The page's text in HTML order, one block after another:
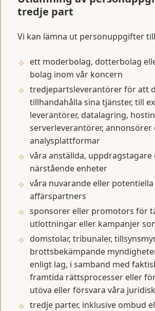
tredje part
Vi kan lämna ut personuppgifter
ett moderbolag, dotterbolag
bolag inom vår koncern
tredjepartsleverantörer för att
tillhandahålla sina tjänster, till
leverantörer, datalagring,
serverleverantörer, annonsörer
analysplattformar
våra anställda, uppdragstagare
närstående enheter
våra nuvarande eller
affärspartners
sponsorer eller promotors för
utlottningar eller kampanjer
domstolar, tribunaler,
brottsbekämpande
enligt lag, i samband med
framtida rättsprocesser eller
utöva eller försvara våra
tredje parter, inklusive ombud